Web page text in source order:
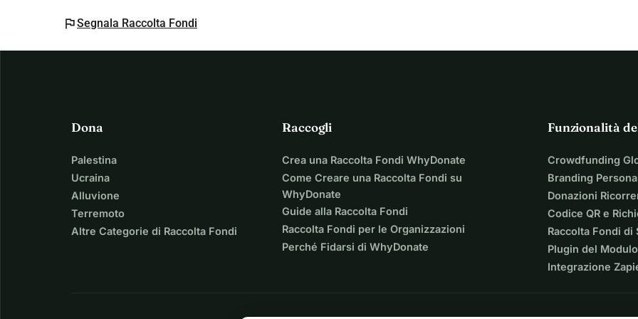
flagSegnala Raccolta Fondi
Dona
Palestina
Ucraina
Alluvione
Terremoto
Altre Categorie di Raccolta Fondi
Raccogli
Crea una Raccolta Fondi WhyDonate
Come Creare una Raccolta Fondi su
WhyDonate
Guide alla Raccolta Fondi
Raccolta Fondi per le Organizzazioni
Perché Fidarsi di WhyDonate
Funzionalità
Crowdfunding
Branding
Donazioni
Codice QR e
Raccolta Fondi di
Plugin del
Integrazione